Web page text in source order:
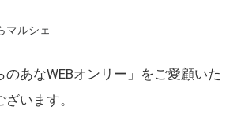
マルシェ
のあなWEBオンリー」をご愛顧いた
います。